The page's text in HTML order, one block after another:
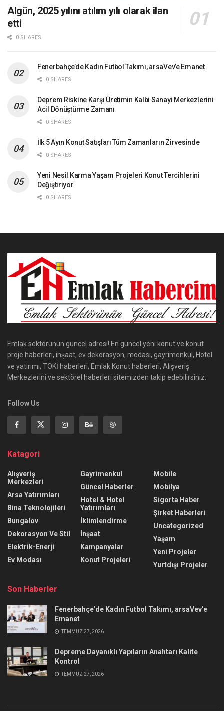
Algün, 2025 yılını atılım yılı olarak ilan
etti
0 SHARES
Fenerbahçe’de Kadın Futbol Takımı, arsaVev’e Emanet
0 SHARES
Deprem Riskine Karşı Üretimin Kalbi Sanayi Merkezlerini
Acil Dönüştürme Zamanı
0 SHARES
İlk 5 Ayın Konut Satışları Tüm Zamanların Zirvesinde
0 SHARES
Yeni Nesil Karma Yaşam Projeleri Konut Tercihlerini
Değiştiriyor
0 SHARES
Emlak sektörünün güncel adresi! En güncel yeni konut ve konut
proje haberleri, inşaat, ev dekorasyon, modası, gayrimenkul, Hotel
ve yatırımı, TOKİ haberleri, Emlak Konut haberleri, Alışveriş
Merkezlerini ve sektörel haberleri sitemizden takip edebilirsiniz.
Follow Us
Katagori
Alışveriş
Merkezleri
Arsa Yatırımları
Bina Teknolojileri
Bungalov
Dekorasyon Ve Stil
Elektrik-Enerji
Ev Modası
Gayrimenkul
Güncel Haberler
Hotel & Hotel
Yatırımları
İklimlendirme
İnşaat
Kampanyalar
Konut Projeleri
Mobile
Mobilya
Sigorta Haber
Şirket Haberleri
Uncategorized
Yaşam
Yeni Projeler
Yurtdışı Projeler
Son Haberler
Fenerbahçe’de Kadın Futbol Takımı, arsaVev’e
Emanet
TEMMUZ 27, 2026
Depreme Dayanıklı Yapıların Anahtarı Kalite
Kontrol
TEMMUZ 27, 2026